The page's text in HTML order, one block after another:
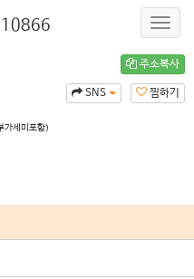
10866
주소복사
찜하기
SNS
가세미포함)